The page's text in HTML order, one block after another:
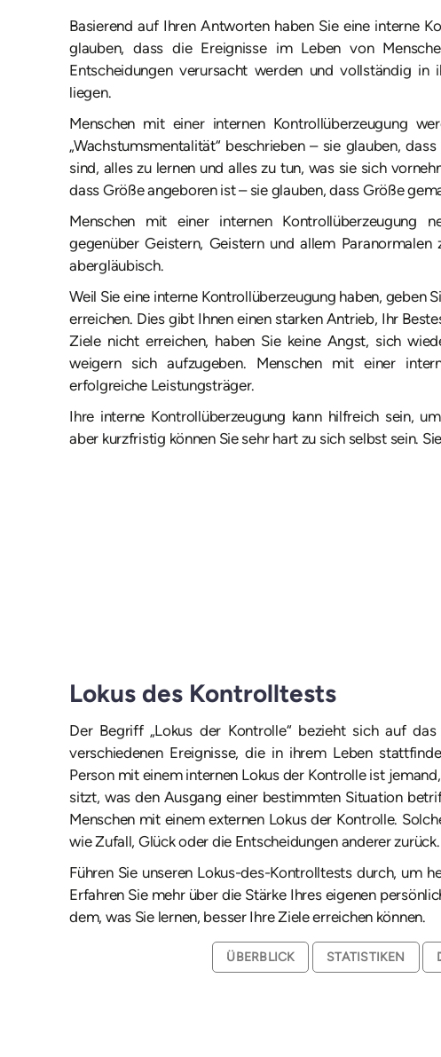
Basierend auf Ihren Antworten haben Sie eine interne
glauben, dass die Ereignisse im Leben von
Entscheidungen verursacht werden und vollständig in
liegen.
Menschen mit einer internen Kontrollüberzeugung
„Wachstumsmentalität“ beschrieben – sie glauben,
sind, alles zu lernen und alles zu tun, was sie sich
dass Größe angeboren ist – sie glauben, dass Größe
Menschen mit einer internen Kontrollüberzeugung
gegenüber Geistern, Geistern und allem Paranormalen
abergläubisch.
Weil Sie eine interne Kontrollüberzeugung haben, geben
erreichen. Dies gibt Ihnen einen starken Antrieb, Ihr
Ziele nicht erreichen, haben Sie keine Angst, sich
weigern sich aufzugeben. Menschen mit einer
erfolgreiche Leistungsträger.
Ihre interne Kontrollüberzeugung kann hilfreich sein,
aber kurzfristig können Sie sehr hart zu sich selbst sein.
Lokus des Kontrolltests
Der Begriff „Lokus der Kontrolle“ bezieht sich auf
verschiedenen Ereignisse, die in ihrem Leben
Person mit einem internen Lokus der Kontrolle ist
sitzt, was den Ausgang einer bestimmten Situation
Menschen mit einem externen Lokus der Kontrolle.
wie Zufall, Glück oder die Entscheidungen anderer zurück.
Führen Sie unseren Lokus-des-Kontrolltests durch, um
Erfahren Sie mehr über die Stärke Ihres eigenen
dem, was Sie lernen, besser Ihre Ziele erreichen können.
ÜBERBLICK STATISTIKEN